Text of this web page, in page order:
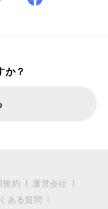
か？
規約
運営会社
ある質問